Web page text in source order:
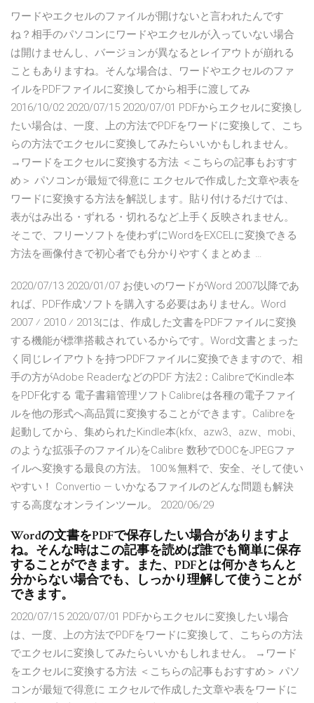
ワードやエクセルのファイルが開けないと言われたんです
ね？相手のパソコンにワードやエクセルが入っていない場合
は開けませんし、バージョンが異なるとレイアウトが崩れる
こともありますね。そんな場合は、ワードやエクセルのファ
イルをPDFファイルに変換してから相手に渡してみ
2016/10/02 2020/07/15 2020/07/01 PDFからエクセルに変換し
たい場合は、一度、上の方法でPDFをワードに変換して、こち
らの方法でエクセルに変換してみたらいいかもしれません。
→ワードをエクセルに変換する方法 ＜こちらの記事もおすす
め＞ パソコンが最短で得意に エクセルで作成した文章や表を
ワードに変換する方法を解説します。貼り付けるだけでは、
表がはみ出る・ずれる・切れるなど上手く反映されません。
そこで、フリーソフトを使わずにWordをEXCELに変換できる
方法を画像付きで初心者でも分かりやすくまとめま …
2020/07/13 2020/01/07 お使いのワードがWord 2007以降であ
れば、PDF作成ソフトを購入する必要はありません。Word
2007 ⁄ 2010 ⁄ 2013には、作成した文書をPDFファイルに変換
する機能が標準搭載されているからです。Word文書とまった
く同じレイアウトを持つPDFファイルに変換できますので、相
手の方がAdobe ReaderなどのPDF 方法2：CalibreでKindle本
をPDF化する 電子書籍管理ソフトCalibreは各種の電子ファイ
ルを他の形式へ高品質に変換することができます。Calibreを
起動してから、集められたKindle本(kfx、azw3、azw、mobi、
のような拡張子のファイル)をCalibre 数秒でDOCをJPEGファ
イルへ変換する最良の方法。 100％無料で、安全、そして使い
やすい！ Convertio — いかなるファイルのどんな問題も解決
する高度なオンラインツール。 2020/06/29
Wordの文書をPDFで保存したい場合がありますよ
ね。そんな時はこの記事を読めば誰でも簡単に保存
することができます。また、PDFとは何かきちんと
分からない場合でも、しっかり理解して使うことが
できます。
2020/07/15 2020/07/01 PDFからエクセルに変換したい場合
は、一度、上の方法でPDFをワードに変換して、こちらの方法
でエクセルに変換してみたらいいかもしれません。 →ワード
をエクセルに変換する方法 ＜こちらの記事もおすすめ＞ パソ
コンが最短で得意に エクセルで作成した文章や表をワードに